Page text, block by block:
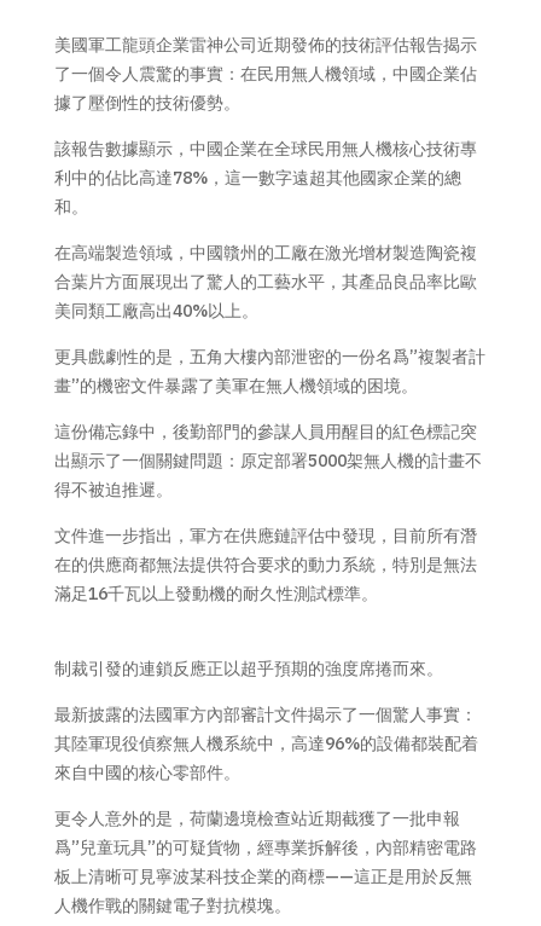
美國軍工龍頭企業雷神公司近期發佈的技術評估報告揭示
了一個令人震驚的事實：在民用無人機領域，中國企業佔
據了壓倒性的技術優勢。
該報告數據顯示，中國企業在全球民用無人機核心技術專
利中的佔比高達78%，這一數字遠超其他國家企業的總
和。
在高端製造領域，中國贛州的工廠在激光增材製造陶瓷複
合葉片方面展現出了驚人的工藝水平，其產品良品率比歐
美同類工廠高出40%以上。
更具戲劇性的是，五角大樓內部泄密的一份名爲”複製者計
畫”的機密文件暴露了美軍在無人機領域的困境。
這份備忘錄中，後勤部門的參謀人員用醒目的紅色標記突
出顯示了一個關鍵問題：原定部署5000架無人機的計畫不
得不被迫推遲。
文件進一步指出，軍方在供應鏈評估中發現，目前所有潛
在的供應商都無法提供符合要求的動力系統，特別是無法
滿足16千瓦以上發動機的耐久性測試標準。
制裁引發的連鎖反應正以超乎預期的強度席捲而來。
最新披露的法國軍方內部審計文件揭示了一個驚人事實：
其陸軍現役偵察無人機系統中，高達96%的設備都裝配着
來自中國的核心零部件。
更令人意外的是，荷蘭邊境檢查站近期截獲了一批申報
爲”兒童玩具”的可疑貨物，經專業拆解後，內部精密電路
板上清晰可見寧波某科技企業的商標——這正是用於反無
人機作戰的關鍵電子對抗模塊。